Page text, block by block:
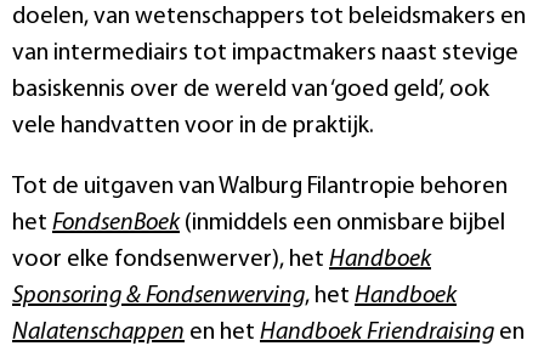
doelen, van wetenschappers tot beleidsmakers en
van intermediairs tot impactmakers naast stevige
basiskennis over de wereld van ‘goed geld’, ook
vele handvatten voor in de praktijk.
Tot de uitgaven van Walburg Filantropie behoren
het FondsenBoek(inmiddels een onmisbare bijbel
voor elke fondsenwerver), het Handboek
Sponsoring & Fondsenwerving, het Handboek
Nalatenschappen en het Handboek Friendraising en